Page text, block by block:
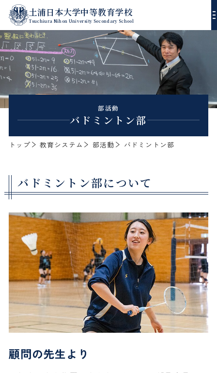
土浦日本大学中等教育学校
Tsuchiura Nihon University Secondary School
校長あいさつ
エンブレム
制服
施設
アクセス
学習指導
ゼミ・課外授業
部活動
年間行事
入試方式
過去の入試結果
受験生向けイベント
よくある質問
過去入試問題
お知らせ
証明書等の申し込み
教育実習の申し込み
同窓会
部活動
バドミントン部
トップ 教育システム 部活動 バドミントン部
バドミントン部について
顧問の先生より